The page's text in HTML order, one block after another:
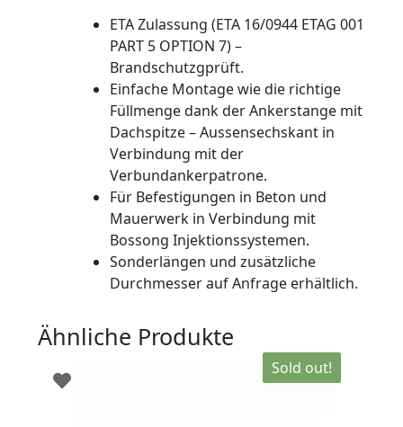
Aussen-
6
kant
-
komplett
mit
Unterlagsscheibe
und
6-
kant-
Mutter
-
Material
-
ETA Zulassung (ETA 16/0944 ETAG 001
PART 5 OPTION 7) –
Brandschutzgprüft.
Einfache Montage wie die richtige
Füllmenge dank der Ankerstange mit
Dachspitze – Aussensechskant in
Verbindung mit der
Verbundankerpatrone.
Für Befestigungen in Beton und
Mauerwerk in Verbindung mit
Bossong Injektionssystemen.
Sonderlängen und zusätzliche
Durchmesser auf Anfrage erhältlich.
Ähnliche Produkte
Sold out!